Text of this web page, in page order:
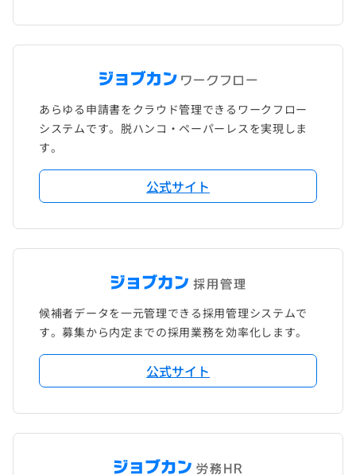
あらゆる申請書をクラウド管理できるワークフロー
システムです。脱ハンコ・ペーパーレスを実現しま
す。
公式サイト
候補者データを一元管理できる採用管理システムで
す。募集から内定までの採用業務を効率化します。
公式サイト